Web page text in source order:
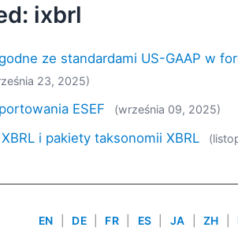
ixbrl
ze standardami US-GAAP w
23, 2025)
ESEF (września 09, 2025)
i pakiety taksonomii XBRL
EN DE FR ES JA ZH